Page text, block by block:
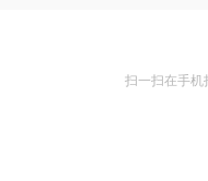
扫一扫在手机